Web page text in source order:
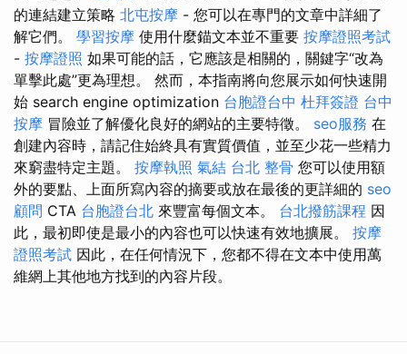
的連結建立策略 北屯按摩 - 您可以在專門的文章中詳細了
解它們。 學習按摩 使用什麼錨文本並不重要 按摩證照考試
- 按摩證照 如果可能的話，它應該是相關的，關鍵字“改為
單擊此處”更為理想。 然而，本指南將向您展示如何快速開
始 search engine optimization 台胞證台中 杜拜簽證 台中
按摩 冒險並了解優化良好的網站的主要特徵。 seo服務 在
創建內容時，請記住始終具有實質價值，並至少花一些精力
來窮盡特定主題。 按摩執照 氣結 台北 整骨 您可以使用額
外的要點、上面所寫內容的摘要或放在最後的更詳細的 seo
顧問 CTA 台胞證台北 來豐富每個文本。 台北撥筋課程 因
此，最初即使是最小的內容也可以快速有效地擴展。 按摩
證照考試 因此，在任何情況下，您都不得在文本中使用萬
維網上其他地方找到的內容片段。